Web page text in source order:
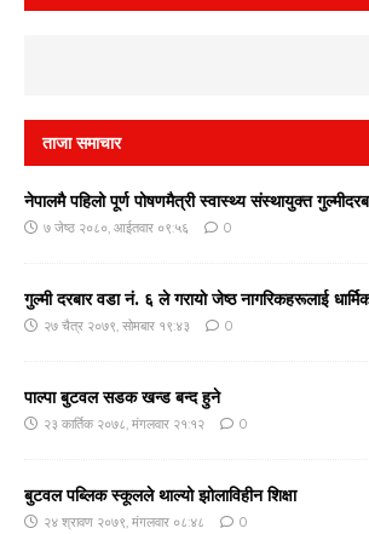
ताजा समाचार
नेपालमै पहिलो पूर्ण पोषणमैत्री स्वास्थ्य संस्थायुक्त
७ जेष्ठ २०८०, आईतवार ०९:५६ 0
गुल्मी दरबार वडा नं. ६ ले गरायाे जेष्ठ नागरिकहरूलाई
२७ चैत्र २०७९, सोमबार १९:४३ 0
पाल्पा बुटवल सडक खन्ड बन्द हुने
२३ कार्तिक २०७८, मंगलवार २१:१२ 0
बुटवल पब्लिक स्कूलले थाल्यो झोलाविहीन शिक्षा
२४ श्रावण २०७९, मंगलवार ०८:४८ 0